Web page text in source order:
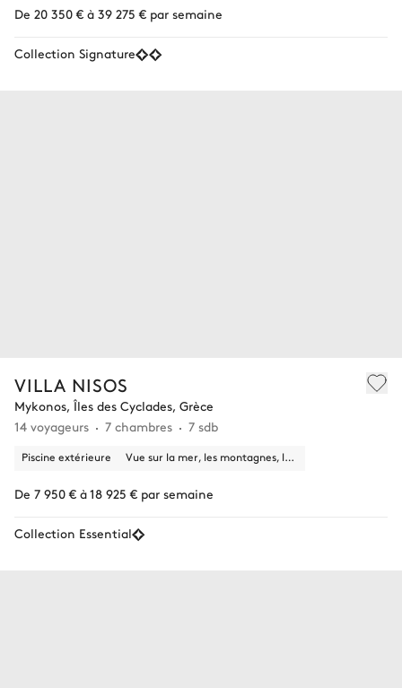
De 20 350 € à 39 275 € par semaine
Collection Signature
VILLA NISOS
Mykonos, Îles des Cyclades, Grèce
14 voyageurs
7 chambres 7 sdb
Piscine extérieure Vue sur la mer, les montagnes, la nature
De 7 950 € à 18 925 € par semaine
Collection Essential